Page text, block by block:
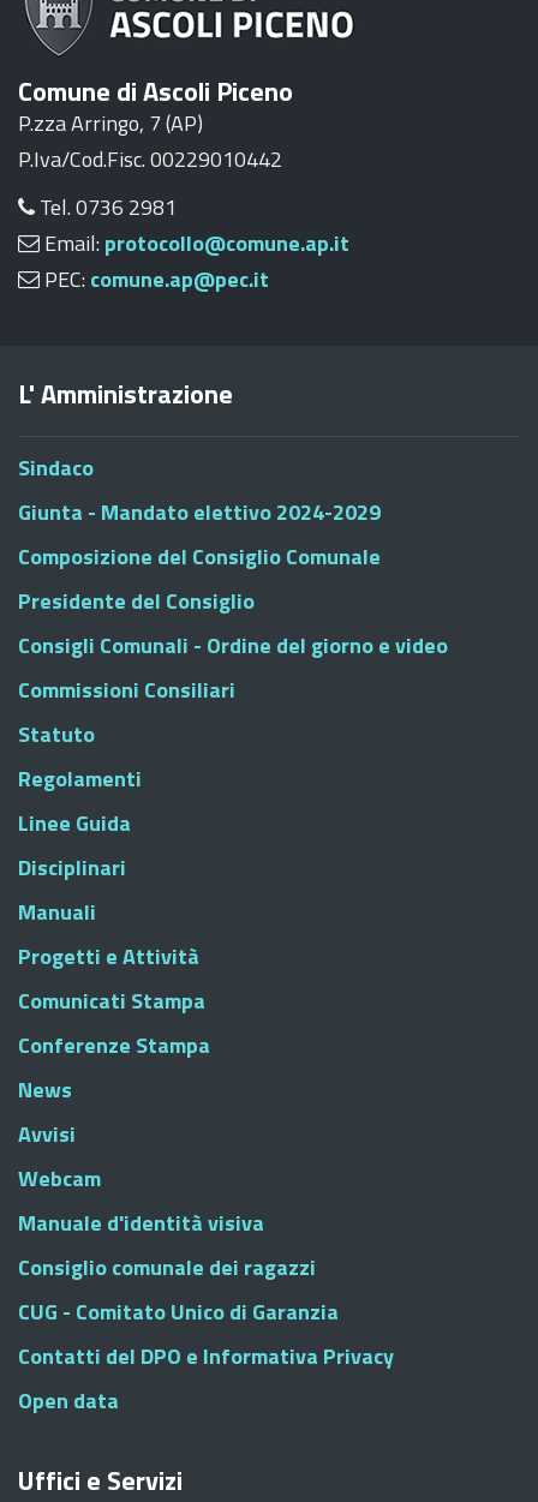
Comune di Ascoli Piceno
P.zza Arringo, 7 (AP)
P.Iva/Cod.Fisc. 00229010442
Tel. 0736 2981
Email: protocollo@comune.ap.it
PEC: comune.ap@pec.it
L' Amministrazione
Sindaco
Giunta - Mandato elettivo 2024-2029
Composizione del Consiglio Comunale
Presidente del Consiglio
Consigli Comunali - Ordine del giorno e video
Commissioni Consiliari
Statuto
Regolamenti
Linee Guida
Disciplinari
Manuali
Progetti e Attività
Comunicati Stampa
Conferenze Stampa
News
Avvisi
Webcam
Manuale d'identità visiva
Consiglio comunale dei ragazzi
CUG - Comitato Unico di Garanzia
Contatti del DPO e Informativa Privacy
Open data
Uffici e Servizi